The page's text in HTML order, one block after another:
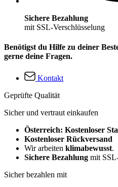
Sichere Bezahlung
mit SSL-Verschlüsselung
Benötigst du Hilfe zu deiner
gerne deine Fragen.
Kontakt
Geprüfte Qualität
Sicher und vertraut einkaufen
Österreich: Kostenloser
Kostenloser Rückversand
Wir arbeiten klimabewusst.
Sichere Bezahlung mit
Sicher bezahlen mit